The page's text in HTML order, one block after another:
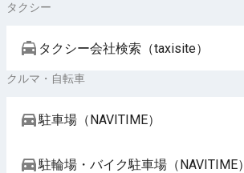
タクシー
タクシー会社検索（taxisite）
クルマ・自転車
駐車場（NAVITIME）
駐輪場・バイク駐車場（NAVITIME）